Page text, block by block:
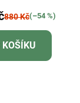
880 Kč(–54 %)
KOŠÍKU